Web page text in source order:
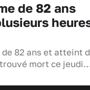
de 82 ans
82 ans et atteint
mort ce